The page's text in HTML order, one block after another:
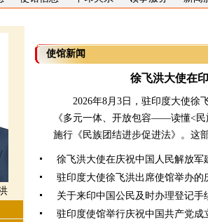
使馆新闻
徐飞洪大使在
2026年8月3日，驻印度大使徐飞
《多元一体、开放包容——读懂<
施行《民族团结进步促进法》。这
徐飞洪大使在庆祝中国人民解放军
驻印度大使徐飞洪出席使馆举办
关于来印中国公民及时办理登记手
驻印度使馆举行庆祝中国共产党成